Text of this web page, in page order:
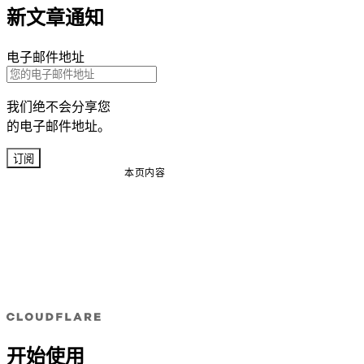
本页内容
新文章通知
电子邮件地址
我们绝不会分享您
的电子邮件地址。
订阅
开始使用